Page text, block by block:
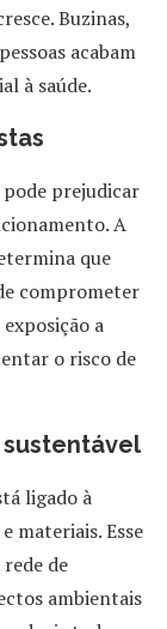
Buzinas,
acabam
à saúde.
pode prejudicar
A
que
comprometer
a
o risco de
ligado à
materiais. Esse
de
ambientais